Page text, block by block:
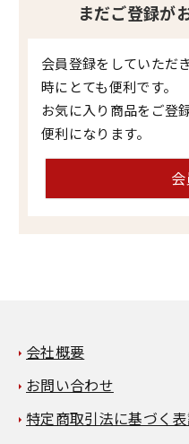
まだご登録が
会員登録をしていただ
時にとても便利です。
お気に入り商品をご登
便利になります。
会社概要
お問い合わせ
特定商取引法に基づく